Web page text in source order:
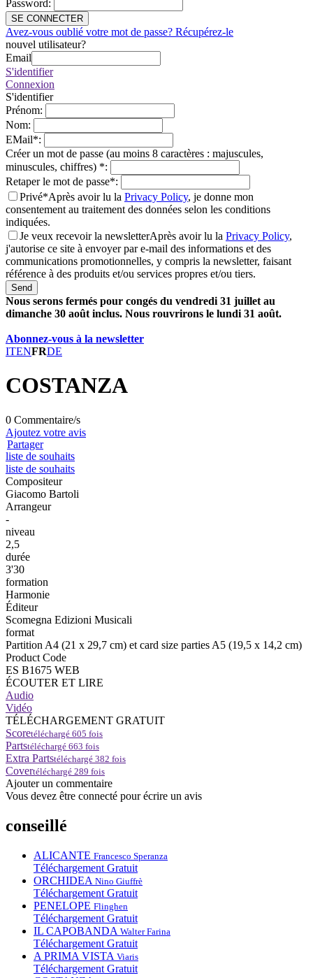
Password:
SE CONNECTER
Avez-vous oublié votre mot de passe? Récupérez-le
nouvel utilisateur?
Email
S'identifier
Connexion
S'identifier
Prénom:
Nom:
EMail*:
Créer un mot de passe (au moins 8 caractères : majuscules,
minuscules, chiffres) *:
Retaper le mot de passe*:
Privé*Après avoir lu la Privacy Policy, je donne mon
consentement au traitement des données selon les conditions
indiquées.
Je veux recevoir la newsletterAprès avoir lu la Privacy Policy,
j'autorise ce site à envoyer par e-mail des informations et des
communications promotionnelles, y compris la newsletter, faisant
référence à des produits et/ou services propres et/ou tiers.
Send
Nous serons fermés pour congés du vendredi 31 juillet au
dimanche 30 août inclus. Nous rouvrirons le lundi 31 août.
Abonnez-vous à la newsletter
ITENFRDE
COSTANZA
0 Commentaire/s
Ajoutez votre avis
Partager
liste de souhaits
liste de souhaits
Compositeur
Giacomo Bartoli
Arrangeur
-
niveau
2,5
durée
3'30
formation
Harmonie
Éditeur
Scomegna Edizioni Musicali
format
Partition A4 (21 x 29,7 cm) et card size parties A5 (19,5 x 14,2 cm)
Product Code
ES B1675 WEB
ÉCOUTER ET LIRE
Audio
Vidéo
TÉLÉCHARGEMENT GRATUIT
Scoretéléchargé 605 fois
Partstéléchargé 663 fois
Extra Partstéléchargé 382 fois
Covertéléchargé 289 fois
Ajouter un commentaire
Vous devez être connecté pour écrire un avis
conseillé
ALICANTE Francesco Speranza
Téléchargement Gratuit
ORCHIDEA Nino Giuffrè
Téléchargement Gratuit
PENELOPE Flinghen
Téléchargement Gratuit
IL CAPOBANDA Walter Farina
Téléchargement Gratuit
A PRIMA VISTA Viaris
Téléchargement Gratuit